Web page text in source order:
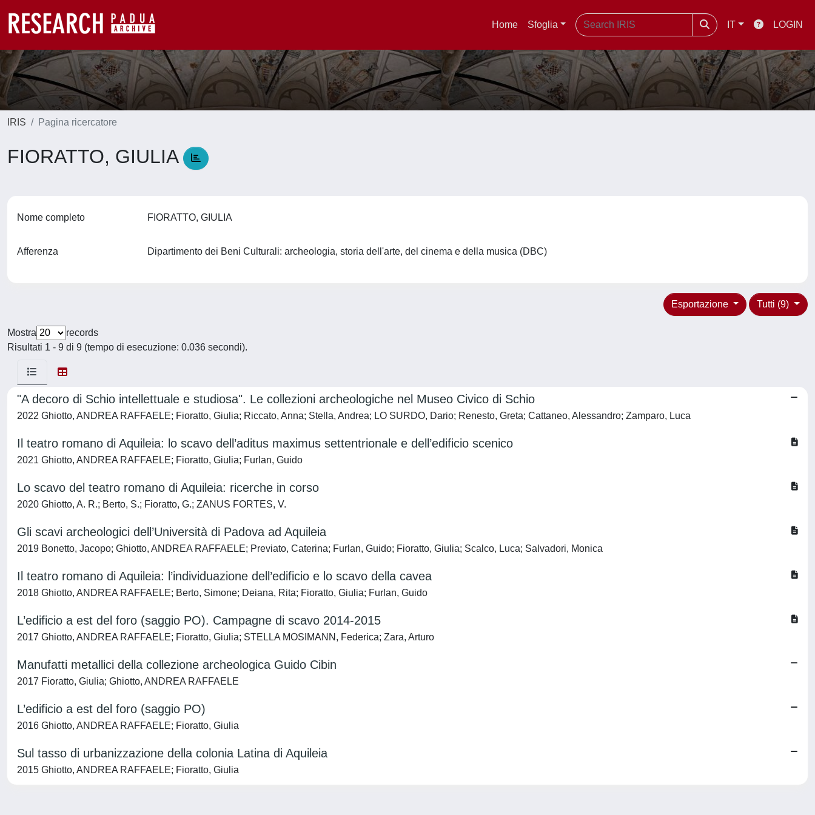
Home Sfoglia IT LOGIN
IRIS Pagina ricercatore
FIORATTO, GIULIA
Nome completo FIORATTO, GIULIA
Afferenza Dipartimento dei Beni Culturali: archeologia, storia dell'arte, del cinema e della musica (DBC)
Tutti (9)
Esportazione
Mostra
records
Risultati 1 - 9 di 9 (tempo di esecuzione: 0.036 secondi).
"A decoro di Schio intellettuale e studiosa". Le collezioni archeologiche nel Museo Civico di Schio
2022 Ghiotto, ANDREA RAFFAELE; Fioratto, Giulia; Riccato, Anna; Stella, Andrea; LO SURDO, Dario; Renesto, Greta; Cattaneo, Alessandro; Zamparo, Luca
Il teatro romano di Aquileia: lo scavo dell’aditus maximus settentrionale e dell’edificio scenico
2021 Ghiotto, ANDREA RAFFAELE; Fioratto, Giulia; Furlan, Guido
Lo scavo del teatro romano di Aquileia: ricerche in corso
2020 Ghiotto, A. R.; Berto, S.; Fioratto, G.; ZANUS FORTES, V.
Gli scavi archeologici dell’Università di Padova ad Aquileia
2019 Bonetto, Jacopo; Ghiotto, ANDREA RAFFAELE; Previato, Caterina; Furlan, Guido; Fioratto, Giulia; Scalco, Luca; Salvadori, Monica
Il teatro romano di Aquileia: l’individuazione dell’edificio e lo scavo della cavea
2018 Ghiotto, ANDREA RAFFAELE; Berto, Simone; Deiana, Rita; Fioratto, Giulia; Furlan, Guido
L’edificio a est del foro (saggio PO). Campagne di scavo 2014-2015
2017 Ghiotto, ANDREA RAFFAELE; Fioratto, Giulia; STELLA MOSIMANN, Federica; Zara, Arturo
Manufatti metallici della collezione archeologica Guido Cibin
2017 Fioratto, Giulia; Ghiotto, ANDREA RAFFAELE
L’edificio a est del foro (saggio PO)
2016 Ghiotto, ANDREA RAFFAELE; Fioratto, Giulia
Sul tasso di urbanizzazione della colonia Latina di Aquileia
2015 Ghiotto, ANDREA RAFFAELE; Fioratto, Giulia